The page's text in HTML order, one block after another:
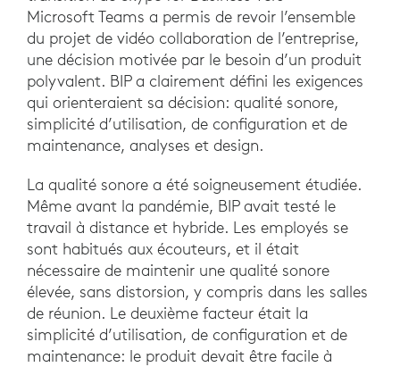
Microsoft Teams a permis de revoir l’ensemble
du projet de vidéo collaboration de l’entreprise,
une décision motivée par le besoin d’un produit
polyvalent. BIP a clairement défini les exigences
qui orienteraient sa décision: qualité sonore,
simplicité d’utilisation, de configuration et de
maintenance, analyses et design.
La qualité sonore a été soigneusement étudiée.
Même avant la pandémie, BIP avait testé le
travail à distance et hybride. Les employés se
sont habitués aux écouteurs, et il était
nécessaire de maintenir une qualité sonore
élevée, sans distorsion, y compris dans les salles
de réunion. Le deuxième facteur était la
simplicité d’utilisation, de configuration et de
maintenance: le produit devait être facile à